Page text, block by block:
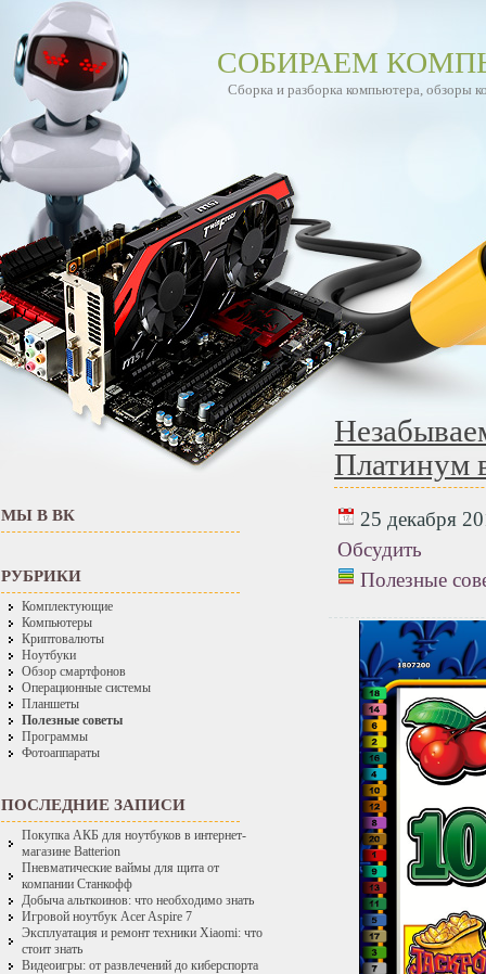
СОБИРАЕМ
Сборка и разборка компьютера, обзоры
МЫ В ВК
РУБРИКИ
Комплектующие
Компьютеры
Криптовалюты
Ноутбуки
Обзор смартфонов
Операционные системы
Планшеты
Полезные советы
Программы
Фотоаппараты
ПОСЛЕДНИЕ ЗАПИСИ
Покупка АКБ для ноутбуков в интернет-
магазине Batterion
Пневматические ваймы для щита от
компании Станкофф
Добыча альткоинов: что необходимо знать
Игровой ноутбук Acer Aspire 7
Эксплуатация и ремонт техники Xiaomi: что
стоит знать
Видеоигры: от развлечений до киберспорта
Платинум
25 декабря
Обсудить
Полезные